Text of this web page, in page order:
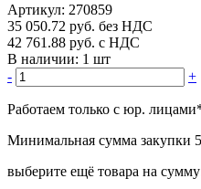
Артикул: 270859
35 050.72 руб. без НДС
42 761.88 руб. с НДС
В наличии: 1 шт
-
+
Работаем только с юр. лицами
Минимальная сумма закупки
выберите ещё товара на